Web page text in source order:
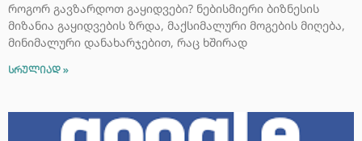
როგორ გავზარდოთ გაყიდვები? ნებისმიერი ბიზნესის
მიზანია გაყიდვების ზრდა, მაქსიმალური მოგების მიღება,
მინიმალური დანახარჯებით, რაც ხშირად
სრულიად »